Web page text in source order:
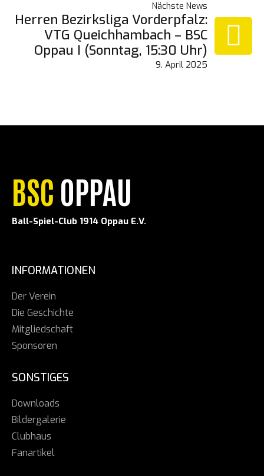
Nächste News
Herren Bezirksliga Vorderpfalz:
VTG Queichhambach – BSC
Oppau I (Sonntag, 15:30 Uhr)
9. April 2025
BSC OPPAU
Ball-Spiel-Club 1914 Oppau E.V.
INFORMATIONEN
Der Verein
Die Geschichte
Mitgliedschaft
Sponsoren
SONSTIGES
Downloads
Bildergalerie
Clubhaus
Fanartikel